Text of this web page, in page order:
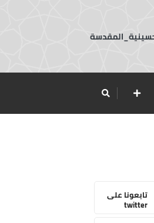
تابعونا على
twitter